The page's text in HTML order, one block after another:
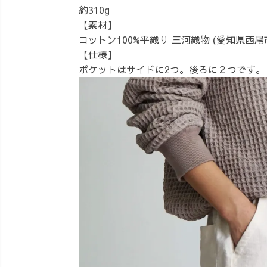
約310g
【素材】
コットン100%平織り 三河織物 (愛知県西
【仕様】
ポケットはサイドに2つ。後ろに２つです。